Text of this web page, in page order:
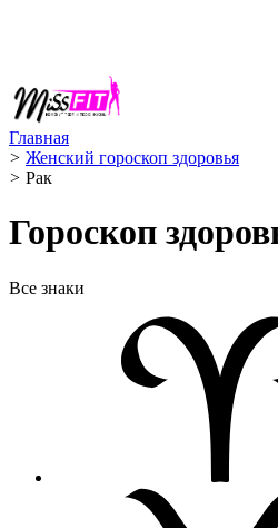
Главная
> Женский гороскоп здоровья
> Рак ️
Гороскоп
Все знаки